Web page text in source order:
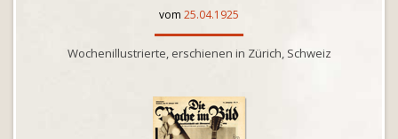
vom 25.04.1925
Wochenillustrierte, erschienen in Zürich, Schweiz